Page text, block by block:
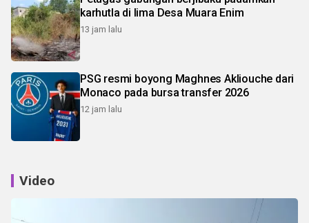
karhutla di lima Desa Muara Enim
13 jam lalu
PSG resmi boyong Maghnes Akliouche dari
Monaco pada bursa transfer 2026
12 jam lalu
Video